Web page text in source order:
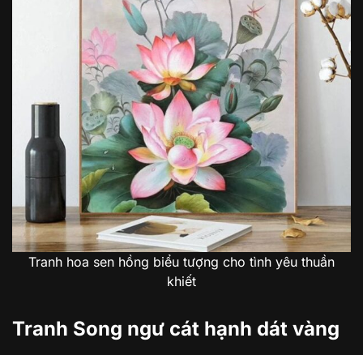
Tranh hoa sen hồng biểu tượng cho tình yêu thuần
khiết
Tranh Song ngư cát hạnh dát vàng